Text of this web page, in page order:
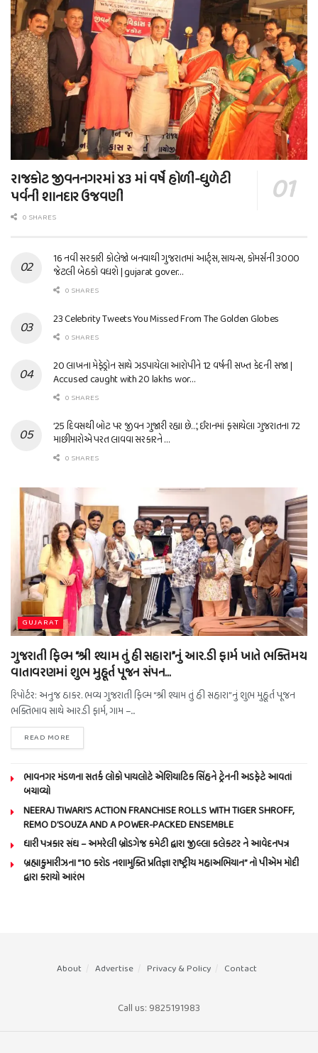
રાજકોટ જીવનનગરમાં ૪૩ માં વર્ષે હોળી-ધુળેટી
પર્વની શાનદાર ઉજવણી
0 SHARES
16 નવી સરકારી કોલેજો બનવાથી ગુજરાતમાં આર્ટ્સ, સાયન્સ, કોમર્સની 3000
જેટલી બેઠકો વધશે | gujarat gover…
0 SHARES
23 Celebrity Tweets You Missed From The Golden Globes
0 SHARES
20 લાખના મેફેડ્રોન સાથે ઝડપાયેલા આરોપીને 12 વર્ષની સખ્ત કેદની સજા |
Accused caught with 20 lakhs wor…
0 SHARES
’25 દિવસથી બોટ પર જીવન ગુજારી રહ્યા છે…’, ઈરાનમાં ફસાયેલા ગુજરાતના 72
માછીમારોએ પરત લાવવા સરકારને …
0 SHARES
GUJARAT
ગુજરાતી ફિલ્મ “શ્રી શ્યામ તું હી સહારા”નું આર.ડી ફાર્મ ખાતે ભક્તિમય
વાતાવરણમાં શુભ મુહૂર્ત પૂજન સંપન…
રિપોર્ટર: અનુજ ઠાકર. ભવ્ય ગુજરાતી ફિલ્મ “શ્રી શ્યામ તું હી સહારા”નું શુભ મુહૂર્ત પૂજન
ભક્તિભાવ સાથે આર.ડી ફાર્મ, ગામ –...
READ MORE
ભાવનગર મંડળના સતર્ક લોકો પાયલોટે એશિયાટિક સિંહને ટ્રેનની અડફેટે આવતાં
બચાવ્યો
NEERAJ TIWARI’S ACTION FRANCHISE ROLLS WITH TIGER SHROFF,
REMO D’SOUZA AND A POWER-PACKED ENSEMBLE
ધારી પત્રકાર સંઘ – અમરેલી બ્રોડગેજ કમેટી દ્વારા જીલ્લા કલેકટર ને આવેદનપત્ર
બ્રહ્માકુમારીઝના “10 કરોડ નશામુક્તિ પ્રતિજ્ઞા રાષ્ટ્રીય મહાઅભિયાન” નો પીએમ મોદી
દ્વારા કરાયો આરંભ
About Advertise Privacy & Policy Contact
Call us: 9825191983